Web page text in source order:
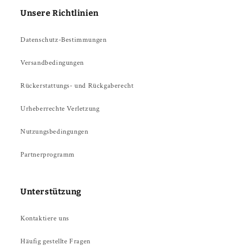
Unsere Richtlinien
Datenschutz-Bestimmungen
Versandbedingungen
Rückerstattungs- und Rückgaberecht
Urheberrechte Verletzung
Nutzungsbedingungen
Partnerprogramm
Unterstützung
Kontaktiere uns
Häufig gestellte Fragen